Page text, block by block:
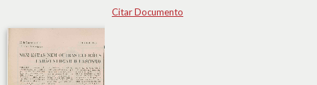
Citar Documento